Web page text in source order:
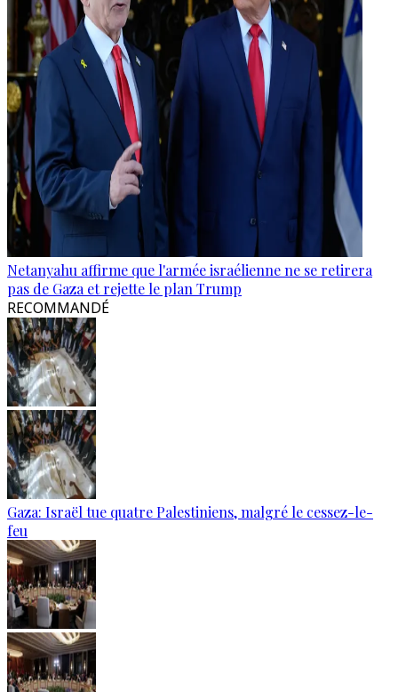
Netanyahu affirme que l'armée israélienne ne se retirera
pas de Gaza et rejette le plan Trump
RECOMMANDÉ
Gaza: Israël tue quatre Palestiniens, malgré le cessez-le-
feu